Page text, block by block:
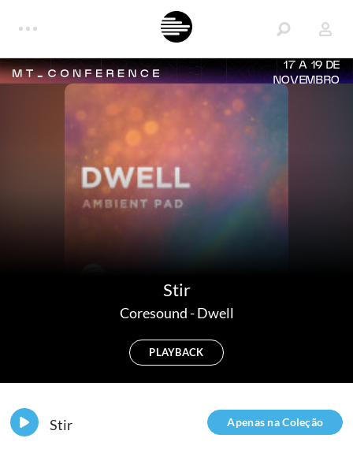
17 A 19 DE
NOVEMBRO
Stir
Coresound-Dwell
PLAYBACK
Apenas na Coleção
Stir